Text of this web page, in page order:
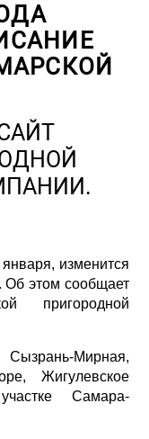
изменится
Об этом сообщает
пригородной
Сызрань-Мирная,
Жигулевское
Самара-